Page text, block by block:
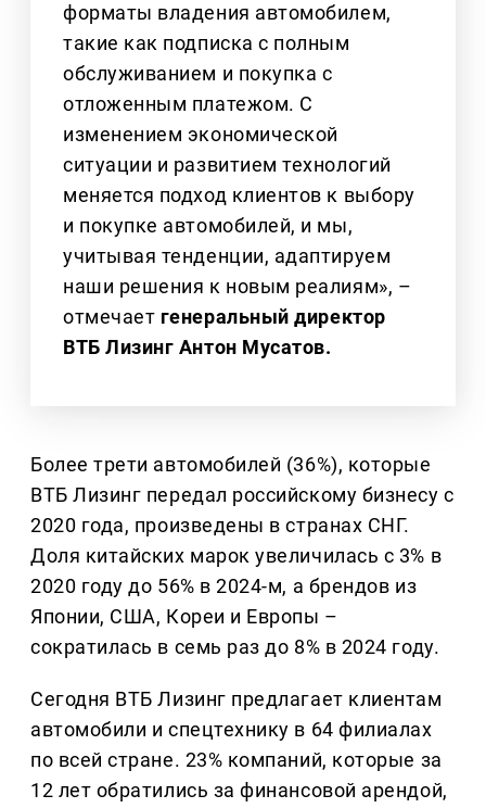
форматы владения автомобилем,
такие как подписка с полным
обслуживанием и покупка с
отложенным платежом. С
изменением экономической
ситуации и развитием технологий
меняется подход клиентов к выбору
и покупке автомобилей, и мы,
учитывая тенденции, адаптируем
наши решения к новым реалиям», –
отмечает генеральный директор
ВТБ Лизинг Антон Мусатов.
Более трети автомобилей (36%), которые
ВТБ Лизинг передал российскому бизнесу с
2020 года, произведены в странах СНГ.
Доля китайских марок увеличилась с 3% в
2020 году до 56% в 2024-м, а брендов из
Японии, США, Кореи и Европы –
сократилась в семь раз до 8% в 2024 году.
Сегодня ВТБ Лизинг предлагает клиентам
автомобили и спецтехнику в 64 филиалах
по всей стране. 23% компаний, которые за
12 лет обратились за финансовой арендой,